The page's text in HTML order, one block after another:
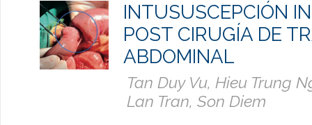
INTUSUSCEPCIÓN
POST CIRUGÍA DE
ABDOMINAL
Tan Duy Vu, Hieu Trung
Lan Tran, Son Diem